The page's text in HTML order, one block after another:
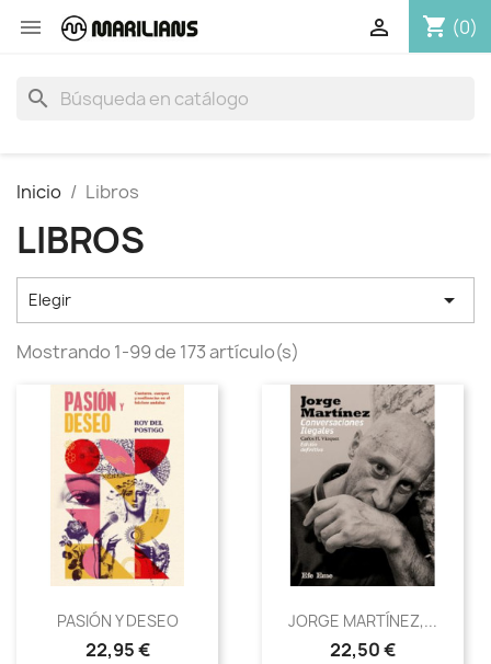
 shopping_cart (0)

search
Inicio Libros
LIBROS
Elegir 
Mostrando 1-99 de 173 artículo(s)
PASIÓN Y DESEO
Precio
22,95 €
JORGE MARTÍNEZ,...
Precio
22,50 €